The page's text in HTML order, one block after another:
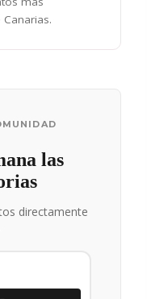
las
directamente